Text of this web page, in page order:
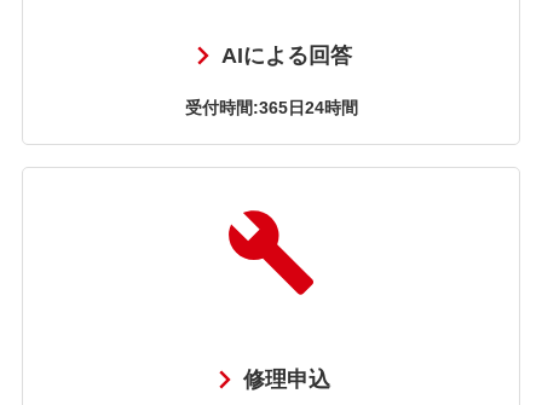
AIによる回答
受付時間:365日24時間
修理申込